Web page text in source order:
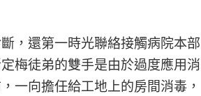
還第一時光聯絡接觸病院本部
梅徒弟的雙手是由於過度應用消
一向擔任給工地上的房間消毒，